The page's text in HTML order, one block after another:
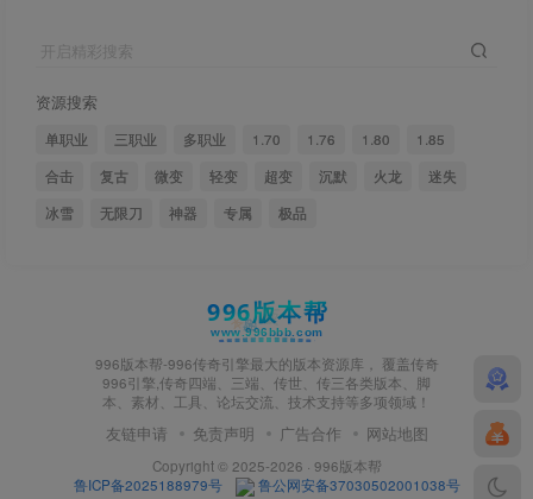
开启精彩搜索
资源搜索
单职业 三职业 多职业 1.70 1.76 1.80
1.85
合击
复古 微变 轻变 超变 沉默 火龙
迷失
冰雪
无限刀 神器 专属 极品
996版本帮-996传奇引擎最大的版本资源库， 覆盖传奇
996引擎,传奇四端、三端、传世、传三各类版本、脚
本、素材、工具、论坛交流、技术支持等多项领域！
友链申请 免责声明 广告合作 网站地图
Copyright © 2025-2026 · 996版本帮
鲁ICP备2025188979号
鲁公网安备37030502001038号